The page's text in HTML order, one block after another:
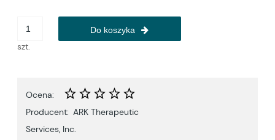
szt.
Do koszyka
Ocena:
Producent: ARK Therapeutic
Services, Inc.